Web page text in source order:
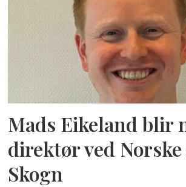
Mads Eikeland blir
direktør ved Norske
Skogn